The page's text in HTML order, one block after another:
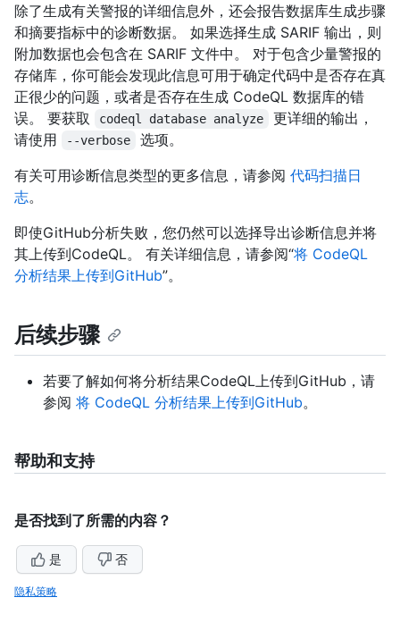
除了生成有关警报的详细信息外，还会报告数据库生成步骤
和摘要指标中的诊断数据。 如果选择生成 SARIF 输出，则
附加数据也会包含在 SARIF 文件中。 对于包含少量警报的
存储库，你可能会发现此信息可用于确定代码中是否存在真
正很少的问题，或者是否存在生成 CodeQL 数据库的错
误。 要获取
codeql database analyze
更详细的输出，
请使用
--verbose
选项。
有关可用诊断信息类型的更多信息，请参阅 代码扫描日
志。
即使GitHub分析失败，您仍然可以选择导出诊断信息并将
其上传到CodeQL。 有关详细信息，请参阅“将 CodeQL
分析结果上传到GitHub”。
后续步骤
若要了解如何将分析结果CodeQL上传到GitHub，请
参阅 将 CodeQL 分析结果上传到GitHub。
帮助和支持
是否找到了所需的内容？
是 否
隐私策略